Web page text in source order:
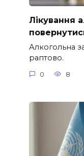
Лікування
Алкогольна
раптово.
0 8